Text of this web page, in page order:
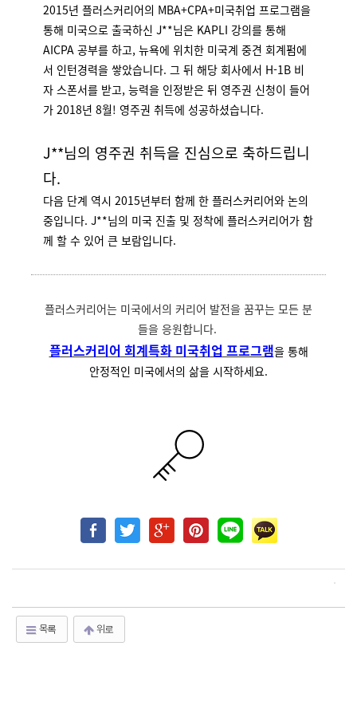
2015년 플러스커리어의 MBA+CPA+미국취업 프로그램을
통해 미국으로 출국하신 J**님은 KAPLI 강의를 통해
AICPA 공부를 하고, 뉴욕에 위치한 미국계 중견 회계펌에
서 인턴경력을 쌓았습니다. 그 뒤 해당 회사에서 H-1B 비
자 스폰서를 받고, 능력을 인정받은 뒤 영주권 신청이 들어
가 2018년 8월! 영주권 취득에 성공하셨습니다.
J**님의 영주권 취득을 진심으로 축하드립니
다.
다음 단계 역시 2015년부터 함께 한 플러스커리어와 논의
중입니다. J**님의 미국 진출 및 정착에 플러스커리어가 함
께 할 수 있어 큰 보람입니다.
플러스커리어는 미국에서의 커리어 발전을 꿈꾸는 모든 분
들을 응원합니다.
플러스커리어 회계특화 미국취업 프로그램을 통해
안정적인 미국에서의 삶을 시작하세요.
목록 위로